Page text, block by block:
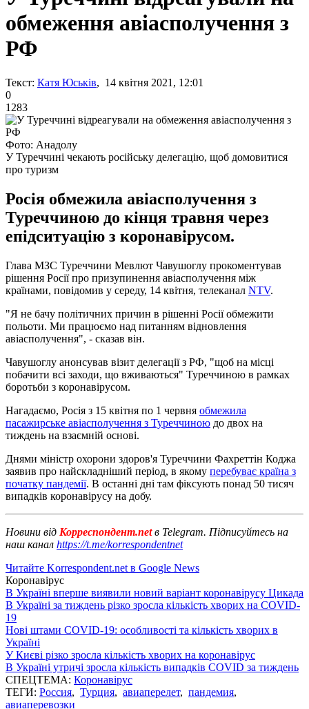
обмеження авіасполучення з
РФ
Текст: Катя Юськів, 14 квітня 2021, 12:01
0
1283
Фото: Анадолу
У Туреччині чекають російську делегацію, щоб домовитися
про туризм
Росія обмежила авіасполучення з
Туреччиною до кінця травня через
епідситуацію з коронавірусом.
Глава МЗС Туреччини Мевлют Чавушоглу прокоментував
рішення Росії про призупинення авіасполучення між
країнами, повідомив у середу, 14 квітня, телеканал NTV.
"Я не бачу політичних причин в рішенні Росії обмежити
польоти. Ми працюємо над питанням відновлення
авіасполучення", - сказав він.
Чавушоглу анонсував візит делегації з РФ, "щоб на місці
побачити всі заходи, що вживаються" Туреччиною в рамках
боротьби з коронавірусом.
Нагадаємо, Росія з 15 квітня по 1 червня обмежила
пасажирське авіасполучення з Туреччиною до двох на
тиждень на взаємній основі.
Днями міністр охорони здоров'я Туреччини Фахреттін Коджа
заявив про найскладніший період, в якому перебуває країна з
початку пандемії. В останні дні там фіксують понад 50 тисяч
випадків коронавірусу на добу.
Новини від Корреспондент.netв Telegram. Підписуйтесь на
наш канал https://t.me/korrespondentnet
Читайте Korrespondent.net в Google News
Коронавірус
В Україні вперше виявили новий варіант коронавірусу Цикада
В Україні за тиждень різко зросла кількість хворих на COVID-
19
Нові штами COVID-19: особливості та кількість хворих в
Україні
У Києві різко зросла кількість хворих на коронавірус
В Україні утричі зросла кількість випадків COVID за тиждень
СПЕЦТЕМА: Коронавірус
ТЕГИ: Россия, Турция, авиаперелет, пандемия,
авиаперевозки